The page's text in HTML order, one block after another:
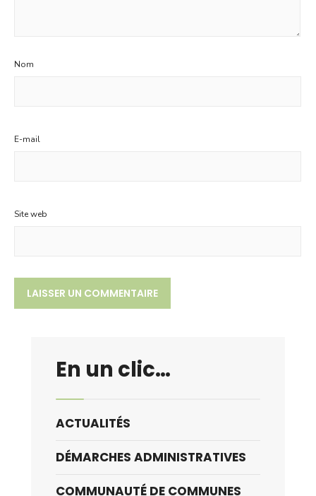
Nom
E-mail
Site web
En un clic…
ACTUALITÉS
DÉMARCHES ADMINISTRATIVES
COMMUNAUTÉ DE COMMUNES